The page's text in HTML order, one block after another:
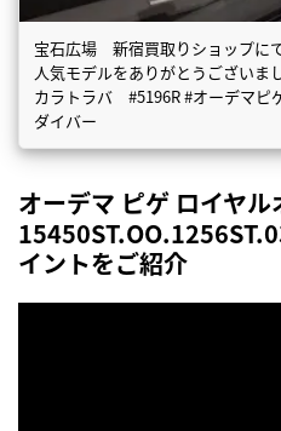
宝石広場 新宿買取りショップに
人気モデルをありがとうござい
カラトラバ #5196R #オーデマ
ダイバー
オーデマ ピゲ ロイヤル
イントをご紹介